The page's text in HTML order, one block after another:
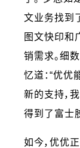
文业务找到
图文快印和
销需求。细
忆道：“优
新的支持，
得到了富士
如今，优优